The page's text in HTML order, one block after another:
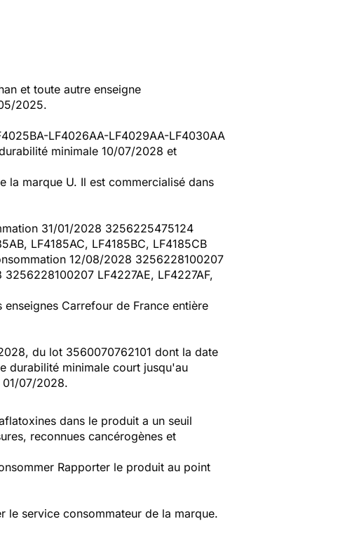
et toute autre enseigne
2025.
LF4026AA-LF4029AA-LF4030AA
minimale 10/07/2028 et
marque U. Il est commercialisé dans
31/01/2028 3256225475124
LF4185AC, LF4185BC, LF4185CB
12/08/2028 3256228100207
LF4227AE, LF4227AF,
Carrefour de France entière
du lot 3560070762101 dont la date
durabilité minimale court jusqu'au
07/2028.
dans le produit a un seuil
reconnues cancérogènes et
Rapporter le produit au point
service consommateur de la marque.